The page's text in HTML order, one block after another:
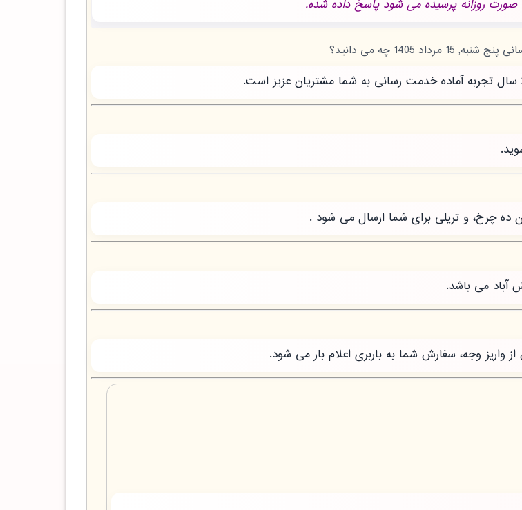
روزانه پرسیده می شود پاسخ داده شده.
ده چرخ، و تریلی برای شما ارسال می شود .
آباد می باشد.
وجه، سفارش شما به باربری اعلام بار می شود.